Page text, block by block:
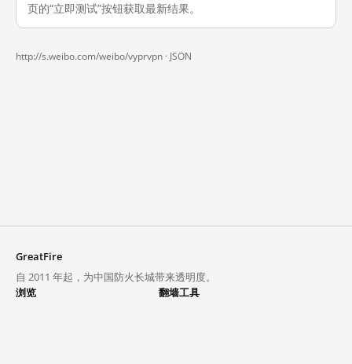
页的“立即测试”按钮获取最新结果。
http://s.weibo.com/weibo/vyprvpn · JSON
GreatFire
自 2011 年起，为中国防火长城带来透明度。
浏览
翻墙工具